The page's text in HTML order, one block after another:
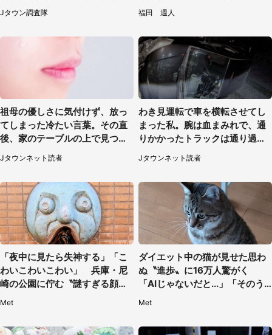
／31～1／31】
Jタウン調査隊
えそう」
福田 週人
祖母の優しさに気付けず、放っ
てしまった冷たい言葉。その直
後、家のテーブルの上で見つけ
たものは（福岡県・30代女性）
Jタウンネット読者
わき見運転で車を横転させてし
まった私。腕は血まみれで、通
りかかったトラックは通り過ぎ
ていき...（福岡県・30代女性）
Jタウンネット読者
「夜中に見たら失神する」「こ
わいこわいこわい」 兵庫・尼
崎の公園に佇む〝謎すぎる顔〟
に1.3万人戦慄
Met
ダイエット中の猫が見せた思わ
ぬ〝進歩〟に16万人驚がく
「AIじゃないだと...」「そのう
ち喋りそう」
Met